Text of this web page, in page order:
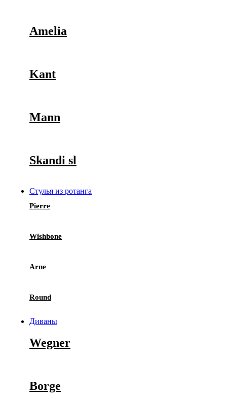
Amelia
Kant
Mann
Skandi sl
Стулья из ротанга
Pierre
Wishbone
Arne
Round
Диваны
Wegner
Borge